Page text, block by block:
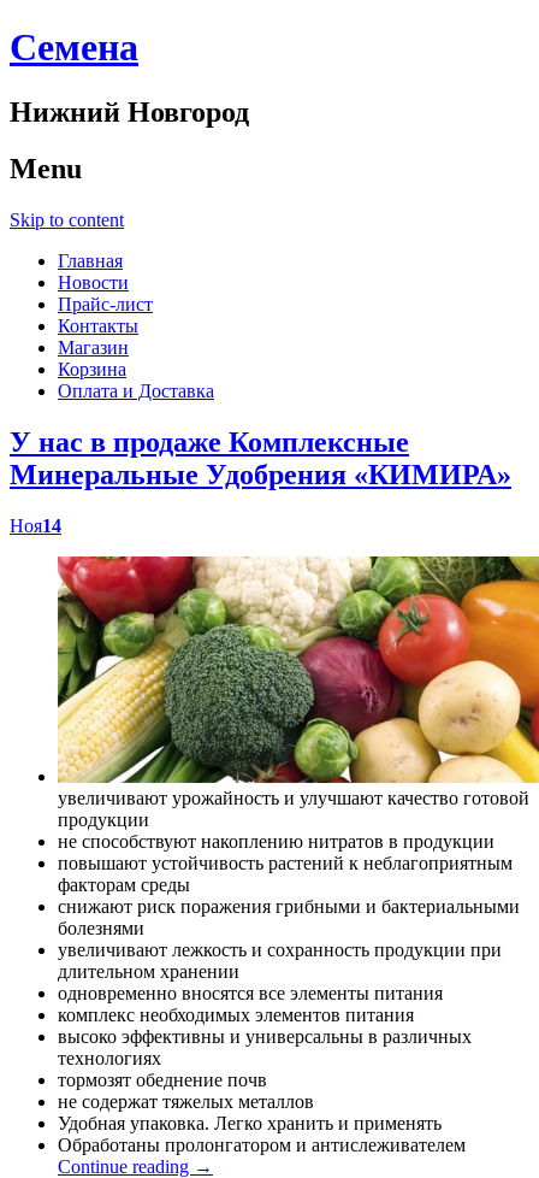
Cемена
Нижний Новгород
Menu
Skip to content
Главная
Новости
Прайс-лист
Контакты
Магазин
Корзина
Оплата и Доставка
У нас в продаже Комплексные
Минеральные Удобрения «КИМИРА»
Ноя14
увеличивают урожайность и улучшают качество готовой
продукции
не способствуют накоплению нитратов в продукции
повышают устойчивость растений к неблагоприятным
факторам среды
снижают риск поражения грибными и бактериальными
болезнями
увеличивают лежкость и сохранность продукции при
длительном хранении
одновременно вносятся все элементы питания
комплекс необходимых элементов питания
высоко эффективны и универсальны в различных
технологиях
тормозят обеднение почв
не содержат тяжелых металлов
Удобная упаковка. Легко хранить и применять
Обработаны пролонгатором и антислеживателем
Continue reading →